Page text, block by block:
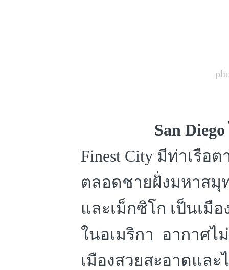
San Diego
Finest City มีท่าเรือต
ตลอดชายฝั่งมหาสมุ
และเม็กซิโก เป็นเมื
ในอเมริกา อากาศไ
เมืองสวยสะอาดแล